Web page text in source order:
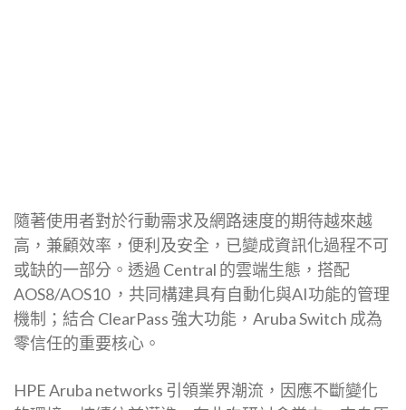
隨著使用者對於行動需求及網路速度的期待越來越
高，兼顧效率，便利及安全，已變成資訊化過程不可
或缺的一部分。透過 Central 的雲端生態，搭配
AOS8/AOS10 ，共同構建具有自動化與AI功能的管理
機制；結合 ClearPass 強大功能，Aruba Switch 成為
零信任的重要核心。
HPE Aruba networks 引領業界潮流，因應不斷變化